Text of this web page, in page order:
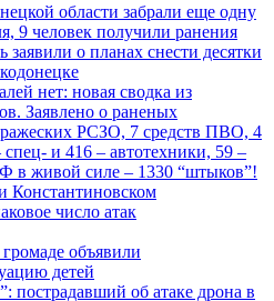
области забрали еще одну
9 человек получили ранения
о планах снести десятки
нет: новая сводка из
Заявлено о раненых
РСЗО, 7 средств ПВО, 4
спец- и 416 – автотехники, 59 –
в живой силе – 1330 “штыков”!
Константиновском
число атак
объявили
детей
пострадавший об атаке дрона в